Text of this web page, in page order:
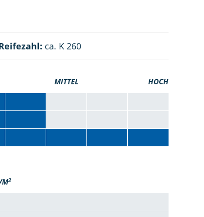
ca. K 260
MITTEL HOCH
M2